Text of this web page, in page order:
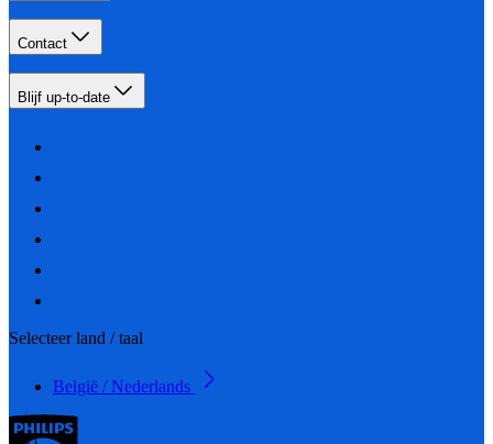
Contact
Blijf up-to-date
Selecteer land / taal
België / Nederlands